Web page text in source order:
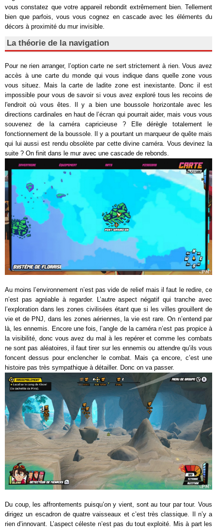
vous constatez que votre appareil rebondit extrêmement bien. Tellement
bien que parfois, vous vous cognez en cascade avec les éléments du
décors à proximité du mur invisible.
La théorie de la navigation
Pour ne rien arranger, l’option carte ne sert strictement à rien. Vous avez
accès à une carte du monde qui vous indique dans quelle zone vous
vous situez. Mais la carte de ladite zone est inexistante. Donc il est
impossible pour vous de savoir si vous avez exploré tous les recoins de
l'endroit où vous êtes. Il y a bien une boussole horizontale avec les
directions cardinales en haut de l’écran qui pourrait aider, mais vous vous
souvenez de la caméra capricieuse ? Elle dérègle totalement le
fonctionnement de la boussole. Il y a pourtant un marqueur de quête mais
qui lui aussi est rendu obsolète par cette divine caméra. Vous devinez la
suite ? On finit dans le mur avec une cascade de rebonds.
Au moins l’environnement n’est pas vide de relief mais il faut le redire, ce
n’est pas agréable à regarder. L’autre aspect négatif qui tranche avec
l’exploration dans les zones civilisées étant que si les villes grouillent de
vie et de PNJ, dans les zones aériennes, la vie est rare. On n’entend par
là, les ennemis. Encore une fois, l’angle de la caméra n’est pas propice à
la visibilité, donc vous avez du mal à les repérer et comme les combats
ne sont pas aléatoires, il faut tirer sur les ennemis ou attendre qu’ils vous
foncent dessus pour enclencher le combat. Mais ça encore, c’est une
histoire pas très sympathique à détailler. Donc on va passer.
Du coup, les affrontements puisqu’on y vient, sont au tour par tour. Vous
dirigez un escadron de quatre vaisseaux et c’est très classique. Il n’y a
rien d’innovant. L’aspect céleste n’est pas du tout exploité. Mis à part les